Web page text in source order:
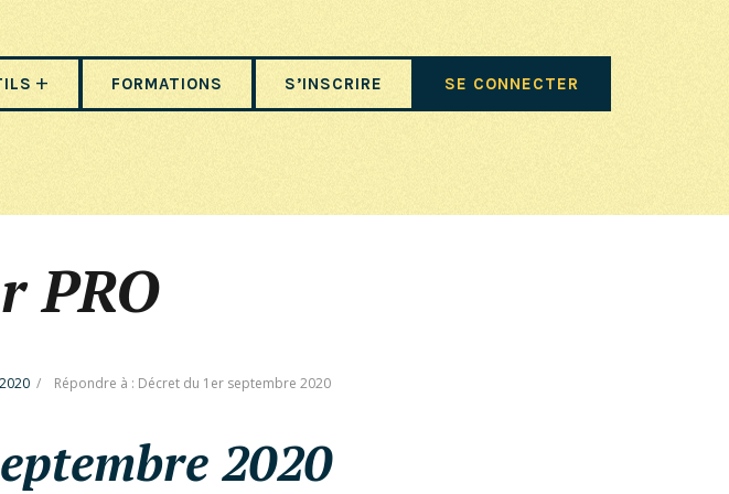
FORMATIONS S’INSCRIRE SE CONNECTER
PRO
/ Répondre à : Décret du 1er septembre 2020
2020